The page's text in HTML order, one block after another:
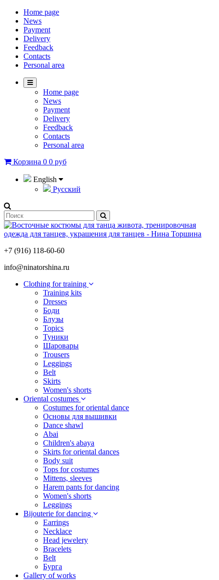
Home page
News
Payment
Delivery
Feedback
Contacts
Personal area
Home page
News
Payment
Delivery
Feedback
Contacts
Personal area
Корзина 0 0 руб
English
Русский
+7 (916) 118-60-60
info@ninatorshina.ru
Сlothing for training
Training kits
Dresses
Боди
Блузы
Topics
Туники
Шаровары
Trousers
Leggings
Belt
Skirts
Women's shorts
Oriental costumes
Costumes for oriental dance
Основы для вышивки
Dance shawl
Abai
Children's abaya
Skirts for oriental dances
Body suit
Tops for costumes
Mittens, sleeves
Harem pants for dancing
Women's shorts
Leggings
Bijouterie for dancing
Earrings
Necklace
Head jewelery
Bracelets
Belt
Бурга
Gallery of works